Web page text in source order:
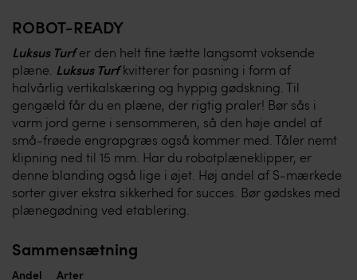
ROBOT-READY
Luksus Turf er den helt fine tætte langsomt voksende
plæne. Luksus Turfkvitterer for pasning i form af
halvårlig vertikalskæring og hyppig gødskning. Til
gengæld får du en plæne, der rigtig praler! Bør sås i
varm jord gerne i sensommeren, så den høje andel af
små-frøede engrapgræs også kommer med. Tåler nemt
klipning ned til 15 mm. Har du robotplæneklipper, er
denne blanding også lige i øjet. Høj andel af S-mærkede
sorter giver ekstra sikkerhed for succes. Bør gødskes med
plænegødning ved etablering.
Sammensætning
Andel Arter